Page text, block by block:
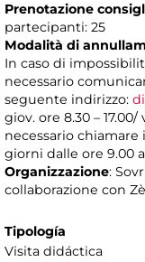
Prenotazione
partecipanti: 25
Modalità di
In caso di
necessario
seguente indirizzo:
giov. ore 8.30 –
necessario
giorni dalle ore 9.00
Organizzazione:
collaborazione con
Tipología
Visita didáctica